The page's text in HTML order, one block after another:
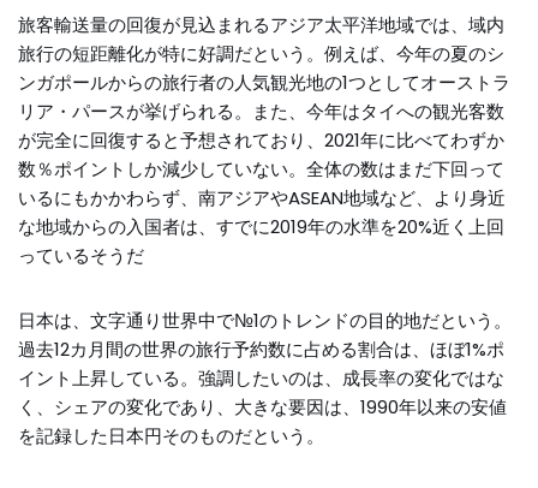
旅客輸送量の回復が見込まれるアジア太平洋地域では、域内
旅行の短距離化が特に好調だという。例えば、今年の夏のシ
ンガポールからの旅行者の人気観光地の1つとしてオーストラ
リア・パースが挙げられる。また、今年はタイへの観光客数
が完全に回復すると予想されており、2021年に比べてわずか
数％ポイントしか減少していない。全体の数はまだ下回って
いるにもかかわらず、南アジアやASEAN地域など、より身近
な地域からの入国者は、すでに2019年の水準を20%近く上回
っているそうだ
日本は、文字通り世界中で№1のトレンドの目的地だという。
過去12カ月間の世界の旅行予約数に占める割合は、ほぼ1%ポ
イント上昇している。強調したいのは、成長率の変化ではな
く、シェアの変化であり、大きな要因は、1990年以来の安値
を記録した日本円そのものだという。